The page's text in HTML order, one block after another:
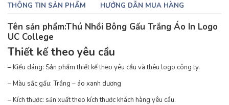
THÔNG TIN SẢN PHẨM HƯỚNG DẪN MUA HÀNG
Tên sản phẩm:Thú Nhồi Bông Gấu Trắng Áo In Logo
UC College
Thiết kế theo yêu cầu
– Kiểu dáng: Sản phẩm thiết kế theo yêu cầu và thêu logo công ty.
– Màu sắc gấu: Trắng – áo xanh dương
– Kích thước: sản xuất theo kích thước khách hàng yêu cầu.